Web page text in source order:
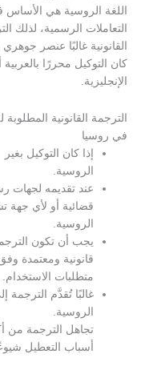
هي الأساس في
الرسمية، لذلك الترجمة
غالبًا عنصر جوهري متى
محررًا بالعربية أو
المطلوبة للتوكيل
كان التوكيل بغير
تقديمه لجهات رسمية/
أو لأي جهة تشترط
أن تكون الترجمة
ومعتمدة وفق
الاستخدام.
تُقدَّم الترجمة إلى اللغة
الترجمة من أكثر
التعطيل شيوعًا.